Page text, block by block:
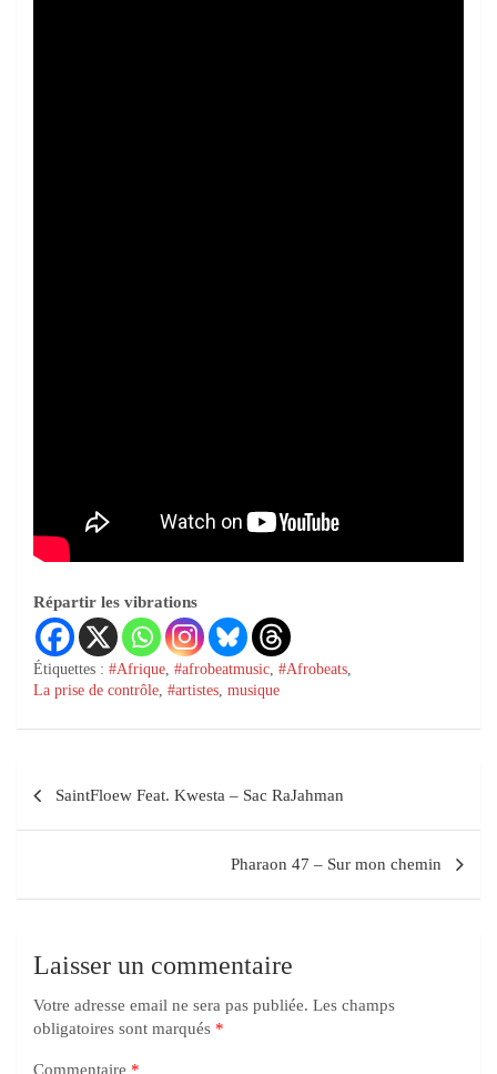
Répartir les vibrations
Étiquettes : #Afrique, #afrobeatmusic, #Afrobeats,
La prise de contrôle, #artistes, musique
SaintFloew Feat. Kwesta – Sac RaJahman
Pharaon 47 – Sur mon chemin
Laisser un commentaire
Votre adresse email ne sera pas publiée. Les champs
obligatoires sont marqués *
Commentaire *